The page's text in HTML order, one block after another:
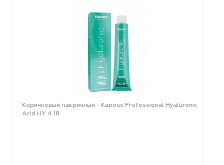
Коричневый лакричный - Kapous Professional Hyaluronic
Acid HY 4.18